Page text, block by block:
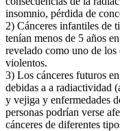
insomnio, pérdida de
2) Cánceres infantiles de
tenían menos de 5 años
revelado como uno de los
violentos.
3) Los cánceres futuros
debidas a a radiactividad
y vejiga y enfermedades
personas podrían verse
cánceres de diferentes